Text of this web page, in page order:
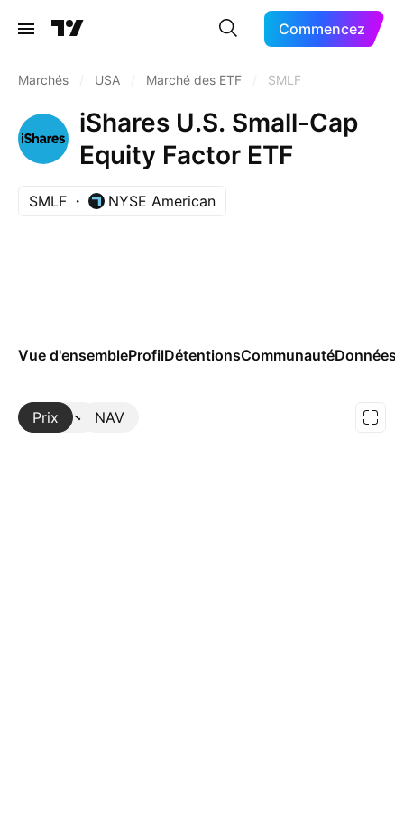
Commencez
Marchés USA Marché des ETF SMLF
iShares U.S. Small-Cap
Equity Factor ETF
SMLF NYSE American
Vue d'ensembleProfilDétentionsCommunautéDonnées
Prix NAV
Plus